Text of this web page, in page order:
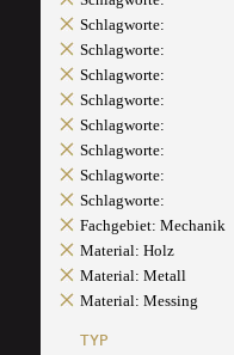
Schlagworte:
Schlagworte:
Schlagworte:
Schlagworte:
Schlagworte:
Schlagworte:
Schlagworte:
Schlagworte:
Fachgebiet: Mechanik
Material: Holz
Material: Metall
Material: Messing
TYP